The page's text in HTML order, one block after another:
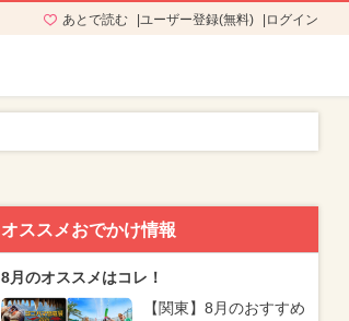
あとで読む ユーザー登録(無料) ログイン
オススメおでかけ情報
8月のオススメはコレ！
【関東】8月のおすすめ